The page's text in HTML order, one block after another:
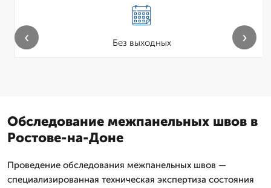
Без выходных
‹ ›
Обследование межпанельных швов в
Ростове-на-Доне
Проведение обследования межпанельных швов —
специализированная техническая экспертиза состояния